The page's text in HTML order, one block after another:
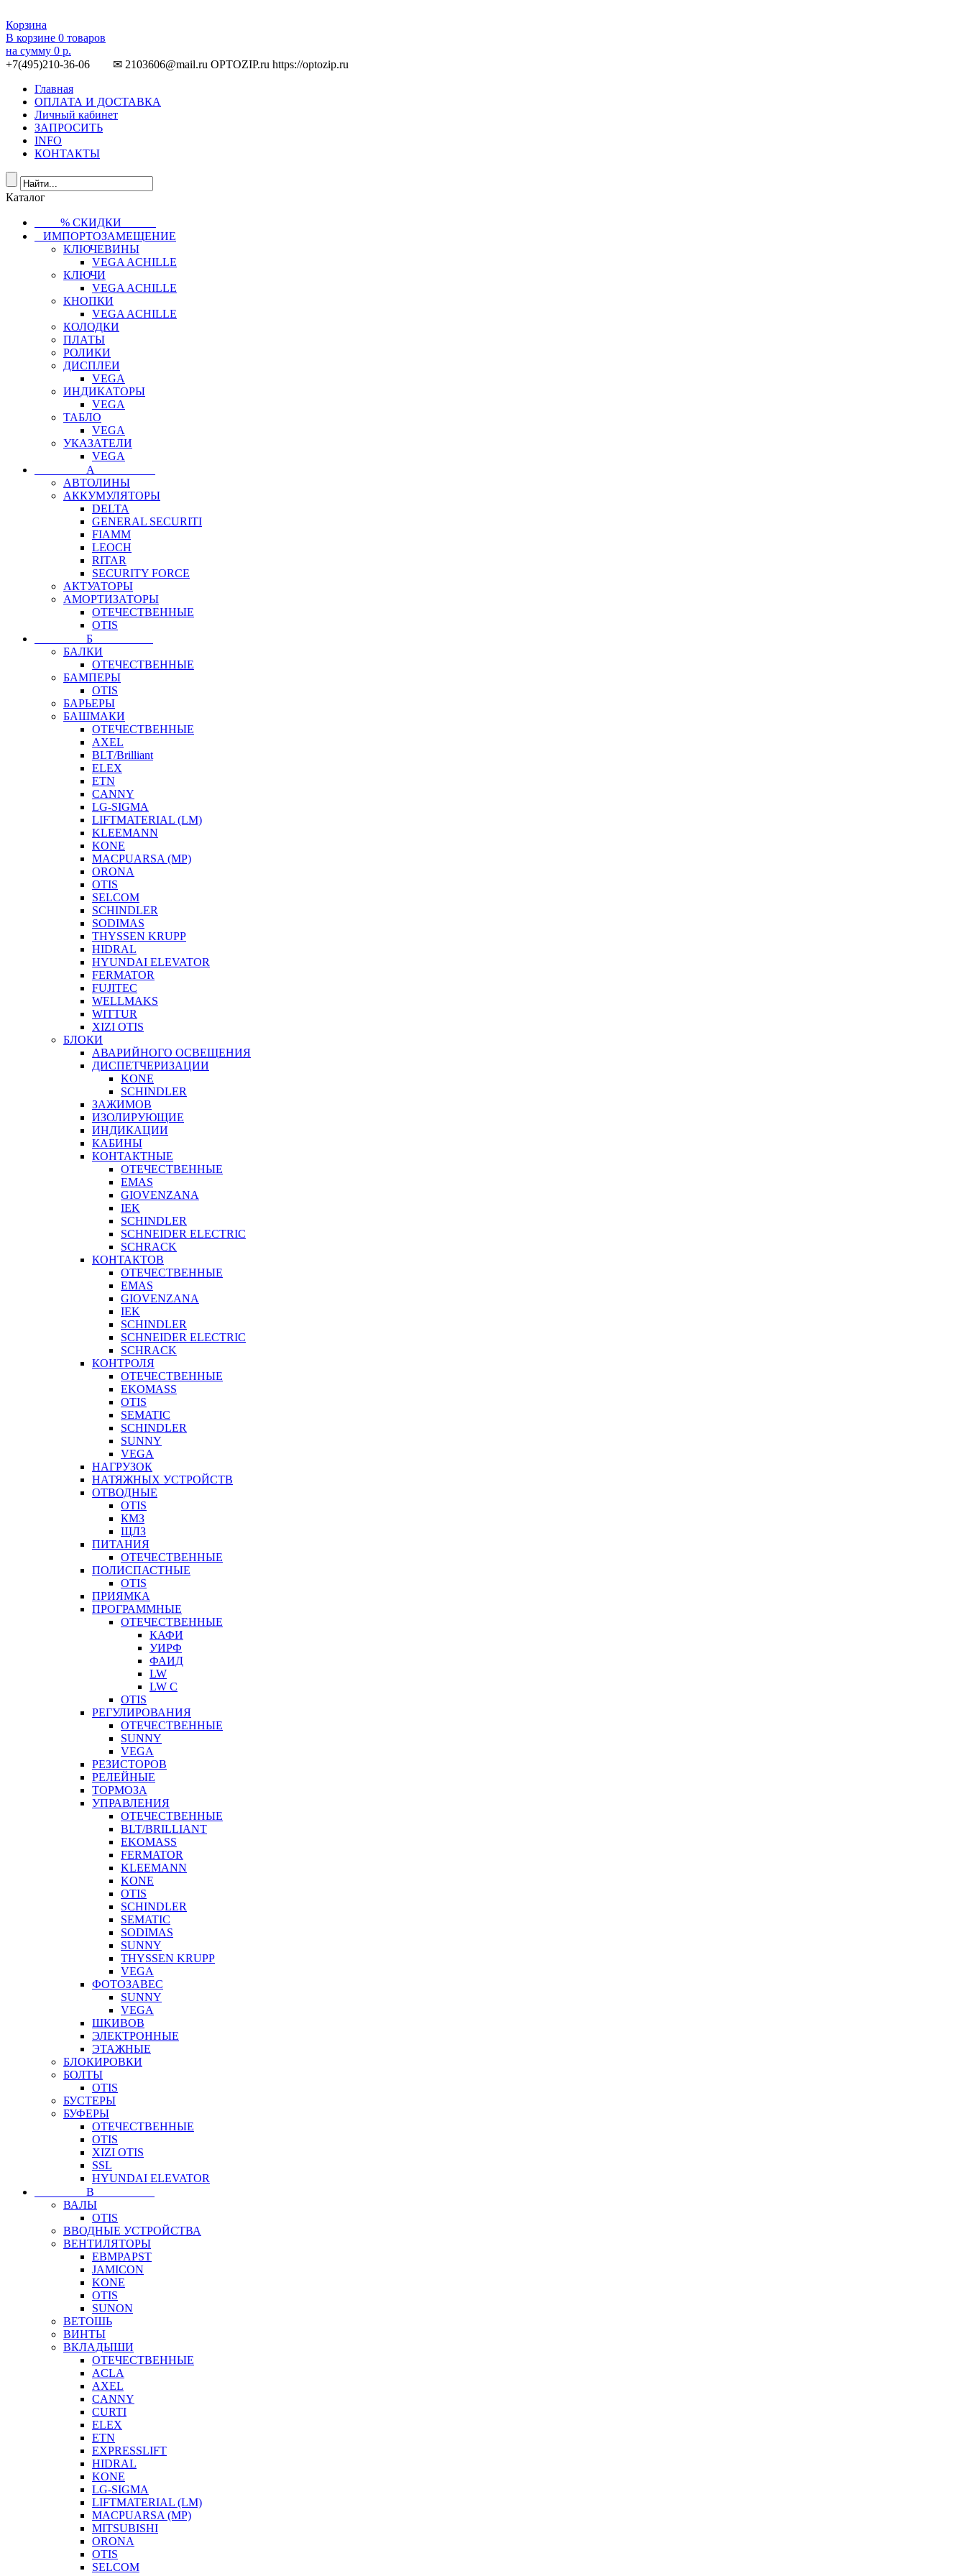
Корзина
В корзине 0 товаров
на сумму 0 р.
+7(495)210-36-06 ✉ 2103606@mail.ru OPTOZIP.ru https://optozip.ru
Главная
ОПЛАТА И ДОСТАВКА
Личный кабинет
ЗАПРОСИТЬ
INFO
КОНТАКТЫ
Каталог
⠀⠀⠀% СКИДКИ⠀⠀⠀⠀
⠀ИМПОРТОЗАМЕЩЕНИЕ
КЛЮЧЕВИНЫ
VEGA ACHILLE
КЛЮЧИ
VEGA ACHILLE
КНОПКИ
VEGA ACHILLE
КОЛОДКИ
ПЛАТЫ
РОЛИКИ
ДИСПЛЕИ
VEGA
ИНДИКАТОРЫ
VEGA
ТАБЛО
VEGA
УКАЗАТЕЛИ
VEGA
⠀⠀⠀⠀⠀⠀А⠀⠀⠀⠀⠀⠀⠀
АВТОЛИНЫ
АККУМУЛЯТОРЫ
DELTA
GENERAL SECURITI
FIAMM
LEOCH
RITAR
SECURITY FORCE
АКТУАТОРЫ
АМОРТИЗАТОРЫ
ОТЕЧЕСТВЕННЫЕ
OTIS
⠀⠀⠀⠀⠀⠀Б⠀⠀⠀⠀⠀⠀⠀
БАЛКИ
ОТЕЧЕСТВЕННЫЕ
БАМПЕРЫ
OTIS
БАРЬЕРЫ
БАШМАКИ
ОТЕЧЕСТВЕННЫЕ
AXEL
BLT/Brilliant
ELEX
ETN
CANNY
LG-SIGMA
LIFTMATERIAL (LM)
KLEEMANN
KONE
MACPUARSA (MP)
ORONA
OTIS
SELCOM
SCHINDLER
SODIMAS
THYSSEN KRUPP
HIDRAL
HYUNDAI ELEVATOR
FERMATOR
FUJITEC
WELLMAKS
WITTUR
XIZI OTIS
БЛОКИ
АВАРИЙНОГО ОСВЕЩЕНИЯ
ДИСПЕТЧЕРИЗАЦИИ
KONE
SCHINDLER
ЗАЖИМОВ
ИЗОЛИРУЮЩИЕ
ИНДИКАЦИИ
КАБИНЫ
КОНТАКТНЫЕ
ОТЕЧЕСТВЕННЫЕ
EMAS
GIOVENZANA
IEK
SCHINDLER
SCHNEIDER ELECTRIC
SCHRACK
КОНТАКТОВ
ОТЕЧЕСТВЕННЫЕ
EMAS
GIOVENZANA
IEK
SCHINDLER
SCHNEIDER ELECTRIC
SCHRACK
КОНТРОЛЯ
ОТЕЧЕСТВЕННЫЕ
EKOMASS
OTIS
SEMATIC
SCHINDLER
SUNNY
VEGA
НАГРУЗОК
НАТЯЖНЫХ УСТРОЙСТВ
ОТВОДНЫЕ
OTIS
КМЗ
ЩЛЗ
ПИТАНИЯ
ОТЕЧЕСТВЕННЫЕ
ПОЛИСПАСТНЫЕ
OTIS
ПРИЯМКА
ПРОГРАММНЫЕ
ОТЕЧЕСТВЕННЫЕ
КАФИ
УИРФ
ФАИД
LW
LW C
OTIS
РЕГУЛИРОВАНИЯ
ОТЕЧЕСТВЕННЫЕ
SUNNY
VEGA
РЕЗИСТОРОВ
РЕЛЕЙНЫЕ
ТОРМОЗА
УПРАВЛЕНИЯ
ОТЕЧЕСТВЕННЫЕ
BLT/BRILLIANT
EKOMASS
FERMATOR
KLEEMANN
KONE
OTIS
SCHINDLER
SEMATIC
SODIMAS
SUNNY
THYSSEN KRUPP
VEGA
ФОТОЗАВЕС
SUNNY
VEGA
ШКИВОВ
ЭЛЕКТРОННЫЕ
ЭТАЖНЫЕ
БЛОКИРОВКИ
БОЛТЫ
OTIS
БУСТЕРЫ
БУФЕРЫ
ОТЕЧЕСТВЕННЫЕ
OTIS
XIZI OTIS
SSL
HYUNDAI ELEVATOR
⠀⠀⠀⠀⠀⠀В⠀⠀⠀⠀⠀⠀⠀
ВАЛЫ
OTIS
ВВОДНЫЕ УСТРОЙСТВА
ВЕНТИЛЯТОРЫ
EBMPAPST
JAMICON
KONE
OTIS
SUNON
ВЕТОШЬ
ВИНТЫ
ВКЛАДЫШИ
ОТЕЧЕСТВЕННЫЕ
ACLA
AXEL
CANNY
CURTI
ELEX
ETN
EXPRESSLIFT
HIDRAL
KONE
LG-SIGMA
LIFTMATERIAL (LM)
MACPUARSA (MP)
MITSUBISHI
ORONA
OTIS
SELCOM